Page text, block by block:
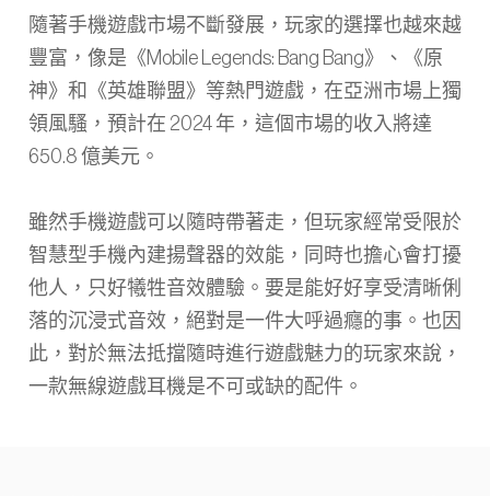
隨著手機遊戲市場不斷發展，玩家的選擇也越來越
豐富，像是《Mobile Legends: Bang Bang》、《原
神》和《英雄聯盟》等熱門遊戲，在亞洲市場上獨
領風騷，預計在 2024 年，這個市場的收入將達
650.8 億美元。
雖然手機遊戲可以隨時帶著走，但玩家經常受限於
智慧型手機內建揚聲器的效能，同時也擔心會打擾
他人，只好犧牲音效體驗。要是能好好享受清晰俐
落的沉浸式音效，絕對是一件大呼過癮的事。也因
此，對於無法抵擋隨時進行遊戲魅力的玩家來說，
一款無線遊戲耳機是不可或缺的配件。